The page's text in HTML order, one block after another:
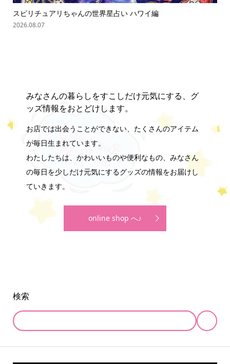
スピリチュアリちゃんの世界星占い ハワイ編
2026.08.07
みなさんの暮らしをすこしだけ元気にする、グ
ッズ情報をおとどけします。
お店では出会うことができない、たくさんのアイテム
が毎日生まれています。
わたしたちは、かわいいものや便利なもの、みなさん
の毎日を少しだけ元気にするグッズの情報をお届けし
ていきます。
online shop へ♪
検索